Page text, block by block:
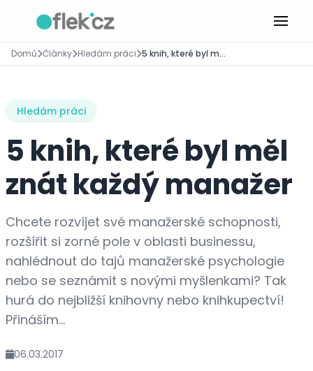
Domů Články Hledám práci 5 knih, které byl měl znát každý manažer
Hledám práci
5 knih, které byl měl
znát každý manažer
Chcete rozvíjet své manažerské schopnosti,
rozšířit si zorné pole v oblasti businessu,
nahlédnout do tajů manažerské psychologie
nebo se seznámit s novými myšlenkami? Tak
hurá do nejbližší knihovny nebo knihkupectví!
Přináším...
06.03.2017